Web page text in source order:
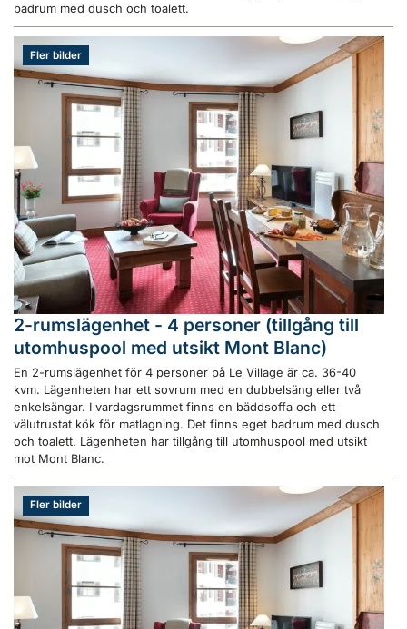
badrum med dusch och toalett.
Fler bilder
2-rumslägenhet - 4 personer (tillgång till
utomhuspool med utsikt Mont Blanc)
En 2-rumslägenhet för 4 personer på Le Village är ca. 36-40
kvm. Lägenheten har ett sovrum med en dubbelsäng eller två
enkelsängar. I vardagsrummet finns en bäddsoffa och ett
välutrustat kök för matlagning. Det finns eget badrum med dusch
och toalett. Lägenheten har tillgång till utomhuspool med utsikt
mot Mont Blanc.
Fler bilder